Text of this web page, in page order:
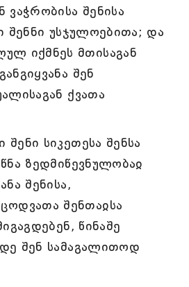
ვაჭრობისა შენისა
შენნი უსჯულოებითა; და
იქმნეს მთისაგან
შენ
ქვათა
სიკეთესა შენსა
ზედმიწევნულობაჲ
შენისა,
შენთაჲსა
წინაშე
შენ სამაგალითოდ